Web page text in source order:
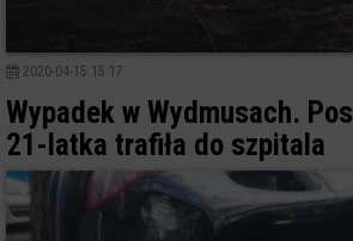
2020-04-15 15:17
Wypadek w Wydmusach.
21-latka trafiła do szpitala